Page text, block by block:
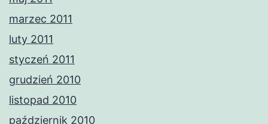
marzec 2011
luty 2011
styczeń 2011
grudzień 2010
listopad 2010
październik 2010